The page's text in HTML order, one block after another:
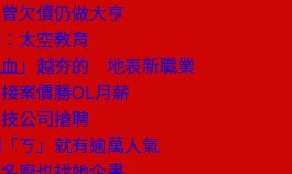
欠債仍做大亨
太空教育
」越夯的 地表新職業
案價勝OL月薪
公司搶聘
ㄎ」就有逾萬人氣